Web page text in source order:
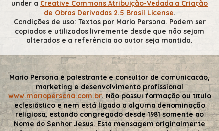
under a Creative Commons Atribuição-Vedada a Criação
de Obras Derivadas 2.5 Brasil License.
Condições de uso: Textos por Mario Persona. Podem ser
copiados e utilizados livremente desde que não sejam
alterados e a referência ao autor seja mantida.
Mario Persona é palestrante e consultor de comunicação,
marketing e desenvolvimento profissional
www.mariopersona.com.br. Não possui formação ou título
eclesiástico e nem está ligado a alguma denominação
religiosa, estando congregado desde 1981 somente ao
Nome do Senhor Jesus. Esta mensagem originalmente